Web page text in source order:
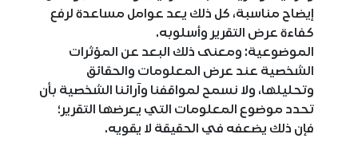
إيضاح مناسبة، كل ذلك يعد عوامل مساعدة لرفع
كفاءة عرض التقرير وأسلوبه.
الموضوعية: ومعنى ذلك البعد عن المؤثرات
الشخصية عند عرض المعلومات والحقائق
وتحليلها، ولا نسمح لمواقفنا وآرائنا الشخصية بأن
تحدد موضوع المعلومات التي يعرضها التقرير؛
فإن ذلك يضعفه في الحقيقة لا يقويه.